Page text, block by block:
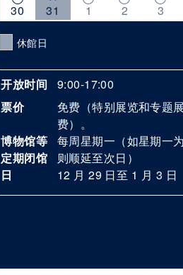
30 31 1 2 3
休館日
开放时间
9:00-17:00
票价
免费（特别展览和专题
费）。
博物馆等
定期闭馆
日
每周星期一（如星期一
则顺延至次日）
12 月 29 日至 1 月 3 日